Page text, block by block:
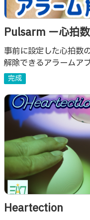
Pulsarm ー心拍
事前に設定した心拍数
解除できるアラームア
で二度寝を防止できます
完成
Heartection